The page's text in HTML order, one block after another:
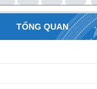
TỔNG QUAN